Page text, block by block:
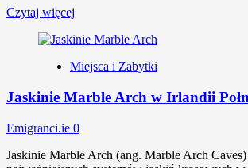
Czytaj więcej
Miejsca i Zabytki
Jaskinie Marble Arch w Irlandii
Emigranci.ie 0
Jaskinie Marble Arch (ang. Marble Arch